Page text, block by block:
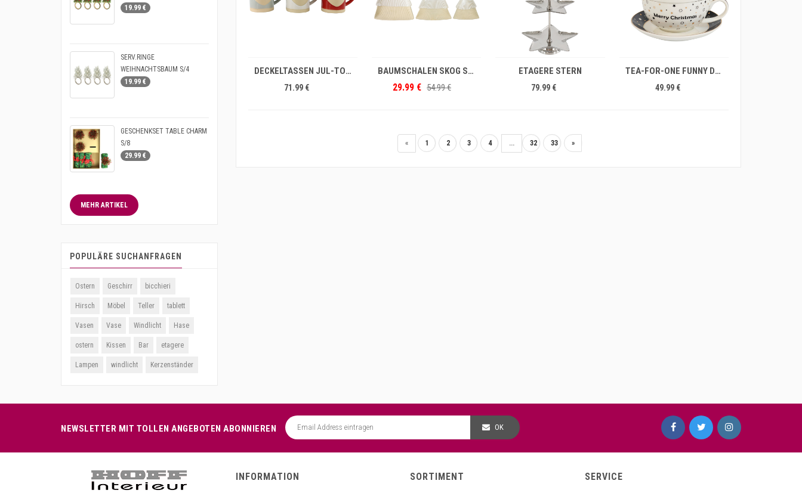
DECKELTASSEN JUL-TOMTE S/3
71.99 €
BAUMSCHALEN SKOG S/3
29.99 € 54.99 €
ETAGERE STERN
79.99 €
IN DEN WARENKORB
TEA-FOR-ONE FUNNY DEER
49.99 €
« 1 2 3 4 ... 32 33 »
19.99 €
SERV.RINGE
WEIHNACHTSBAUM S/4
19.99 €
GESCHENKSET TABLE CHARM
S/8
29.99 €
MEHR ARTIKEL
POPULÄRE SUCHANFRAGEN
Ostern Geschirr bicchieri
Hirsch Möbel Teller tablett
Vasen Vase Windlicht Hase
ostern Kissen Bar etagere
Lampen windlicht Kerzenständer
NEWSLETTER MIT TOLLEN ANGEBOTEN ABONNIEREN OK
INFORMATION SORTIMENT SERVICE